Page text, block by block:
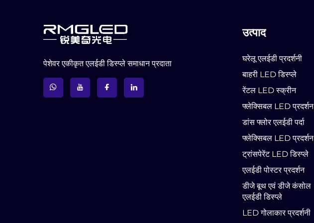
पेशेवर एकीकृत एलईडी डिस्प्ले समाधान प्रदाता
उत्पाद
घरेलू एलईडी प्रदर्शनी
बाहरी LED डिस्प्ले
रेंटल LED स्क्रीन
फ्लेक्सिबल LED प्रदर्शन
डांस फ्लोर एलईडी पर्दा
फ्लेक्सिबल LED प्रदर्शन
ट्रांसपेरेंट LED डिस्प्ले
एलईडी पोस्टर प्रदर्शन
डीजे बूथ एवं डीजे कंसोल
एलईडी डिस्प्ले
LED गोलाकार प्रदर्शनी